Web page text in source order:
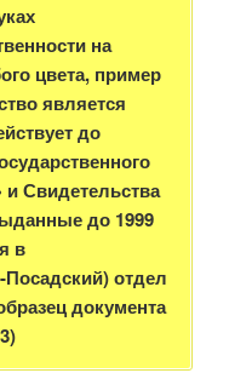
на
цвета, пример
является
до
Свидетельства
до 1999
в
отдел
документа